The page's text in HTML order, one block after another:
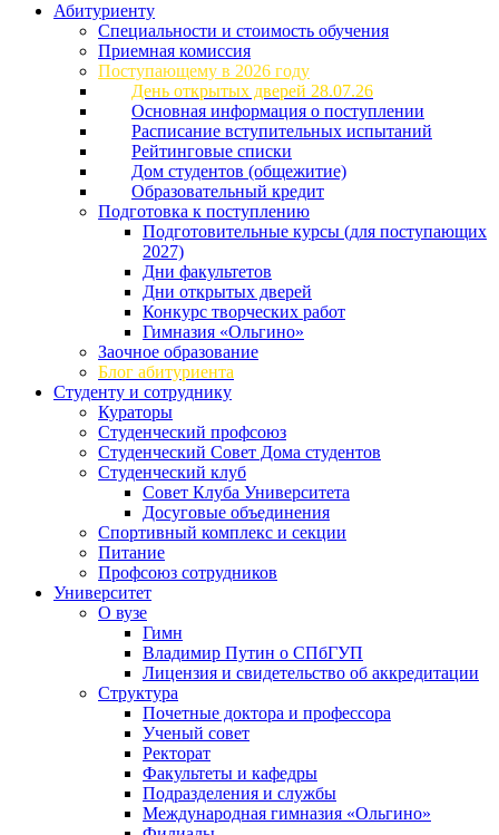
Абитуриенту
Специальности и стоимость обучения
Приемная комиссия
Поступающему в 2026 году
День открытых дверей 28.07.26
Основная информация о поступлении
Расписание вступительных испытаний
Рейтинговые списки
Дом студентов (общежитие)
Образовательный кредит
Подготовка к поступлению
Подготовительные курсы (для поступающих
2027)
Дни факультетов
Дни открытых дверей
Конкурс творческих работ
Гимназия «Ольгино»
Заочное образование
Блог абитуриента
Студенту и сотруднику
Кураторы
Студенческий профсоюз
Студенческий Совет Дома студентов
Студенческий клуб
Совет Клуба Университета
Досуговые объединения
Спортивный комплекс и секции
Питание
Профсоюз сотрудников
Университет
О вузе
Гимн
Владимир Путин о СПбГУП
Лицензия и свидетельство об аккредитации
Структура
Почетные доктора и профессора
Ученый совет
Ректорат
Факультеты и кафедры
Подразделения и службы
Международная гимназия «Ольгино»